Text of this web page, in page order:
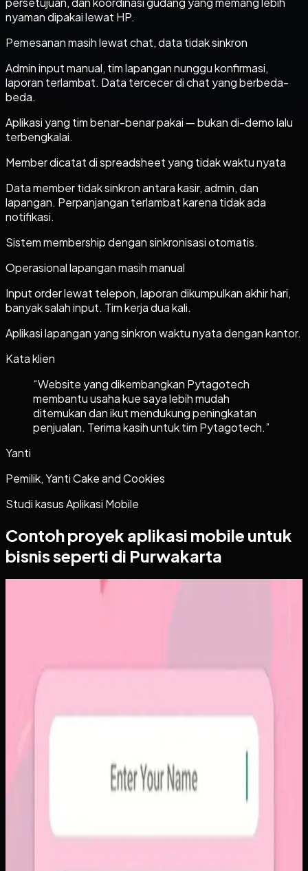
nyaman dipakai lewat HP.
Pemesanan masih lewat chat, data tidak sinkron
Admin input manual, tim lapangan nunggu konfirmasi,
laporan terlambat. Data tercecer di chat yang berbeda-
beda.
Aplikasi yang tim benar-benar pakai — bukan di-demo lalu
terbengkalai.
Member dicatat di spreadsheet yang tidak waktu nyata
Data member tidak sinkron antara kasir, admin, dan
lapangan. Perpanjangan terlambat karena tidak ada
notifikasi.
Sistem membership dengan sinkronisasi otomatis.
Operasional lapangan masih manual
Input order lewat telepon, laporan dikumpulkan akhir hari,
banyak salah input. Tim kerja dua kali.
Aplikasi lapangan yang sinkron waktu nyata dengan kantor.
Kata klien
“Website yang dikembangkan Pytagotech
membantu usaha kue saya lebih mudah
ditemukan dan ikut mendukung peningkatan
penjualan. Terima kasih untuk tim Pytagotech.”
Yanti
Pemilik, Yanti Cake and Cookies
Studi kasusAplikasi Mobile
Contoh proyek aplikasi mobile untuk
bisnis seperti di Purwakarta
Sebelumnya
Platform sosial umum sering membuat momen personal
tenggelam di antara konten publik, iklan, dan tekanan
untuk selalu tampil sempurna. Pengguna membutuhkan
Kami membangun aplikasi mobile dengan alur berbagi yang
ringkas, notifikasi cepat, dan arsip momen yang tersusun
rapi. Sistemnya dirancang untuk percakapan visual yang
lebih personal tanpa membawa beban feed publik.